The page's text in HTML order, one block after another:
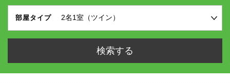
部屋タイプ